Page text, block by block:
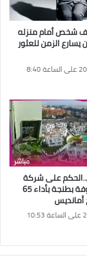
شخص أمام منزله
يسارع الزمن للعثور
3 مارس 2025 على الساعة 8:40
على شركة
عقارية معروفة بطنجة بأداء 65
أمانديس
9 مايو 2022 على الساعة 10:53